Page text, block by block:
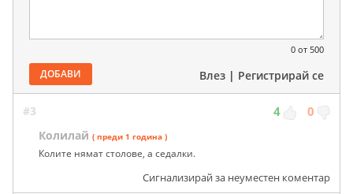
0 от 500
ДОБАВИ Влез | Регистрирай се
#3 4 0
Колилай ( преди 1 година )
Колите нямат столове, а седалки.
Сигнализирай за неуместен коментар